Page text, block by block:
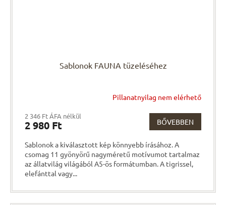
Sablonok FAUNA tüzeléséhez
Pillanatnyilag nem elérhető
2 346 Ft ÁFA nélkül
2 980 Ft BŐVEBBEN
Sablonok a kiválasztott kép könnyebb írásához. A
csomag 11 gyönyörű nagyméretű motívumot tartalmaz
az állatvilág világából A5-ös formátumban. A tigrissel,
elefánttal vagy...